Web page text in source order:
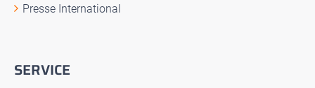
Presse International
SERVICE